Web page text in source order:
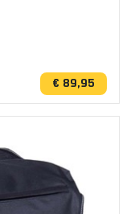
€ 89,95